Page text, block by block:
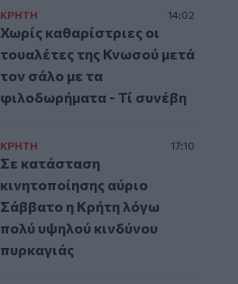
ΚΡΗΤΗ 14:02
Χωρίς καθαρίστριες οι
τουαλέτες της Κνωσού μετά
τον σάλο με τα
φιλοδωρήματα - Τί συνέβη
ΚΡΗΤΗ 17:10
Σε κατάσταση
κινητοποίησης αύριο
Σάββατο η Κρήτη λόγω
πολύ υψηλού κινδύνου
πυρκαγιάς